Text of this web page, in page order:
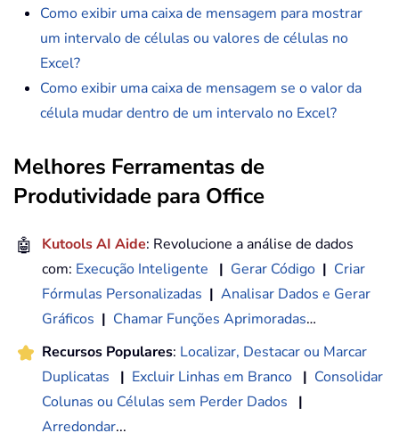
Como exibir uma caixa de mensagem para mostrar
um intervalo de células ou valores de células no
Excel?
Como exibir uma caixa de mensagem se o valor da
célula mudar dentro de um intervalo no Excel?
Melhores Ferramentas de
Produtividade para Office
🤖 Kutools AI Aide: Revolucione a análise de dados
com: Execução Inteligente | Gerar Código | Criar
Fórmulas Personalizadas | Analisar Dados e Gerar
Gráficos | Chamar Funções Aprimoradas…
Recursos Populares: Localizar, Destacar ou Marcar
Duplicatas
| Excluir Linhas em Branco | Consolidar
Colunas ou Células sem Perder Dados
|
Arredondar...